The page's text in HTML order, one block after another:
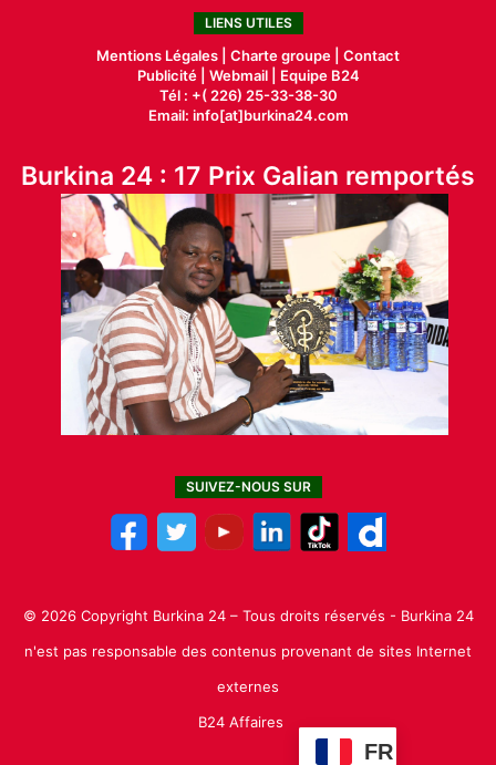
LIENS UTILES
Mentions Légales | Charte groupe | Contact
Publicité| Webmail |
Equipe B24
Tél : +( 226) 25-33-38-30
Email: info[at]burkina24.com
Burkina 24 : 17 Prix Galian remportés
SUIVEZ-NOUS SUR
© 2026 Copyright Burkina 24 – Tous droits réservés - Burkina 24
n'est pas responsable des contenus provenant de sites Internet
externes
B24 Affaires
FR